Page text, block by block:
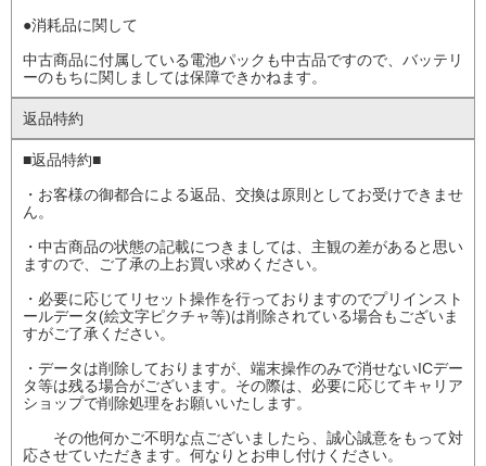
●消耗品に関して
中古商品に付属している電池パックも中古品ですので、バッテリ
ーのもちに関しましては保障できかねます。
返品特約
■返品特約■
・お客様の御都合による返品、交換は原則としてお受けできませ
ん。
・中古商品の状態の記載につきましては、主観の差があると思い
ますので、ご了承の上お買い求めください。
・必要に応じてリセット操作を行っておりますのでプリインスト
ールデータ(絵文字ピクチャ等)は削除されている場合もございま
すがご了承ください。
・データは削除しておりますが、端末操作のみで消せないICデー
タ等は残る場合がございます。その際は、必要に応じてキャリア
ショップで削除処理をお願いいたします。
その他何かご不明な点ございましたら、誠心誠意をもって対
応させていただきます。何なりとお申し付けください。